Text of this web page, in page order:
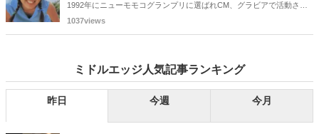
1992年にニューモモコグランプリに選ばれCM、グラビアで活動され
ていた古川恵実子さん。2010年3月頃まではラジオDJを担当されてい
1037views
ミドルエッジ人気記事ランキング
昨日 今週 今月